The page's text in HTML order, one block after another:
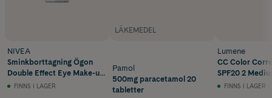
NIVEA
Sminkborttagning Ögon
Double Effect Eye Make-up
Remover 125 ml
FINNS I LAGER
LÄKEMEDEL
Pamol
500mg paracetamol 20
tabletter
Lumene
CC Color
SPF20 2
FINNS I LAGER